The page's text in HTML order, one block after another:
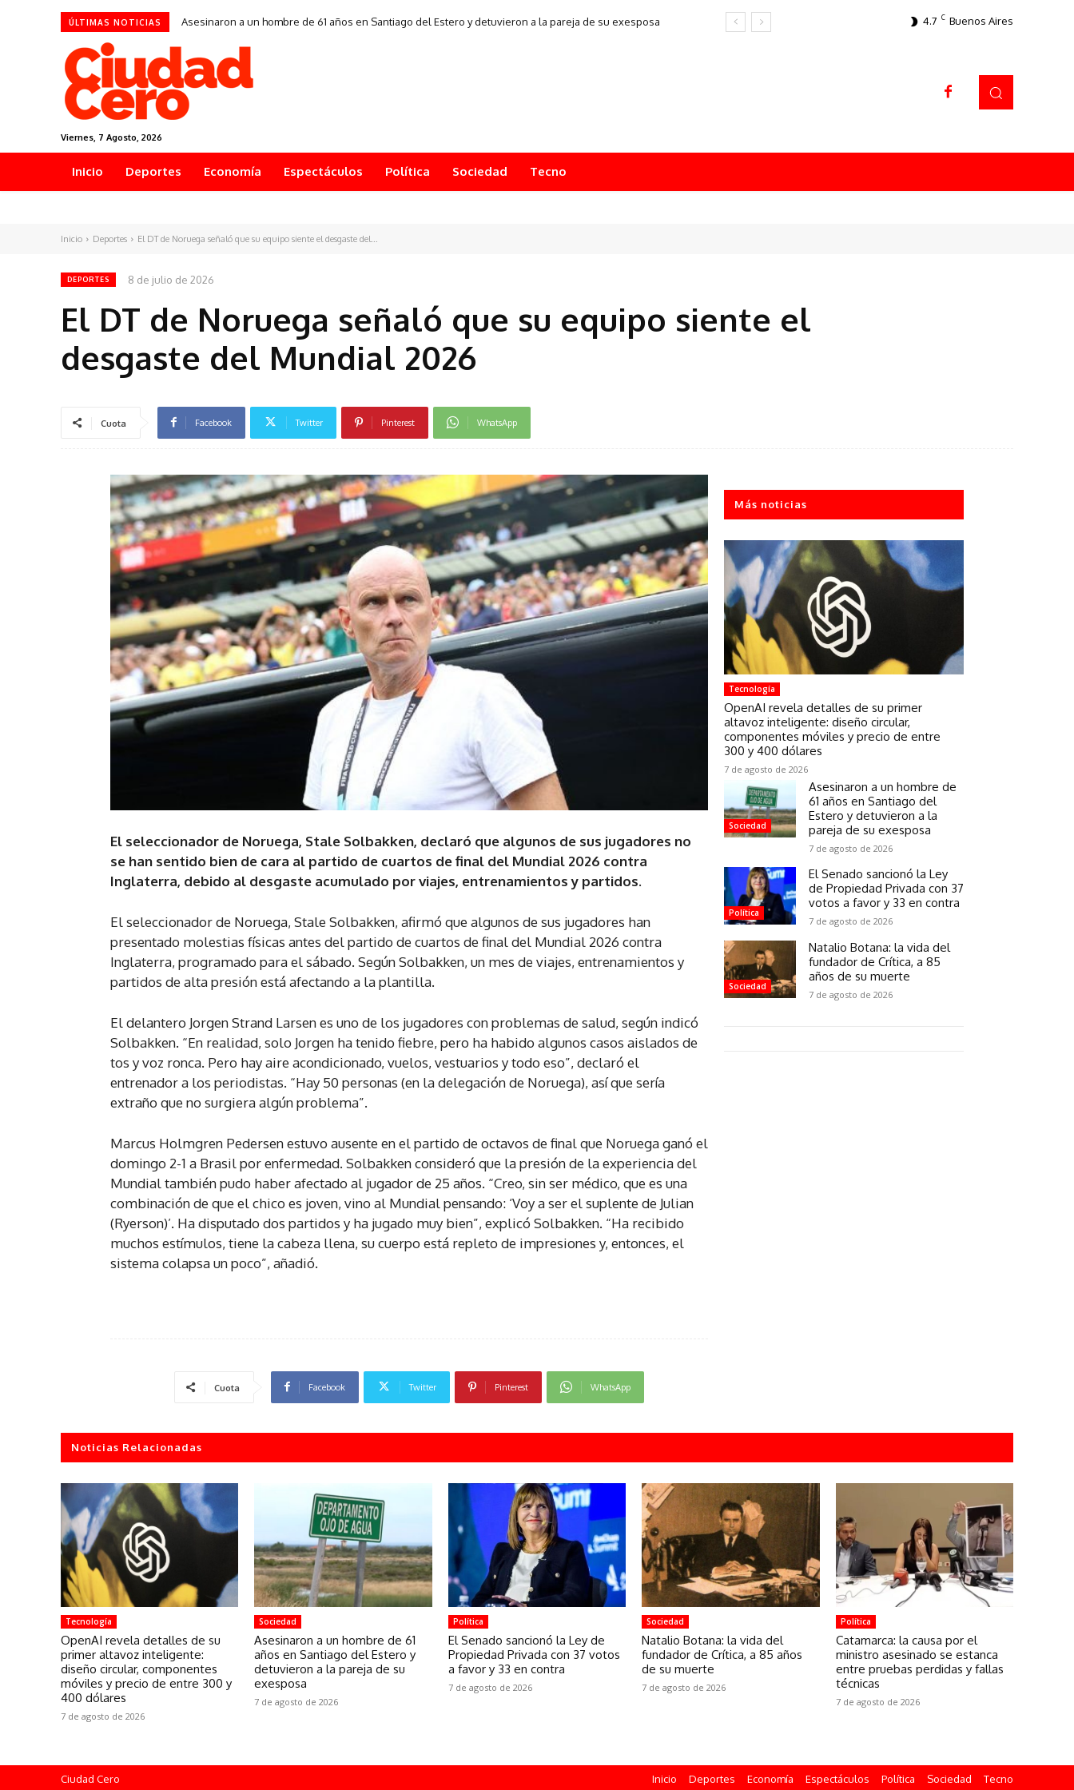
ÚLTIMAS NOTICIAS Asesinaron a un hombre de 61 años en Santiago del Estero y detuvieron a la pareja de su exesposa 4.7 C Buenos Aires
Viernes, 7 Agosto, 2026
Inicio Deportes Economía Espectáculos Política Sociedad Tecno
Inicio Deportes El DT de Noruega señaló que su equipo siente el desgaste del...
DEPORTES 8 de julio de 2026
El DT de Noruega señaló que su equipo siente el
desgaste del Mundial 2026
Cuota Facebook Twitter Pinterest WhatsApp
El seleccionador de Noruega, Stale Solbakken, declaró que algunos de sus jugadores no
se han sentido bien de cara al partido de cuartos de final del Mundial 2026 contra
Inglaterra, debido al desgaste acumulado por viajes, entrenamientos y partidos.
El seleccionador de Noruega, Stale Solbakken, afirmó que algunos de sus jugadores han
presentado molestias físicas antes del partido de cuartos de final del Mundial 2026 contra
Inglaterra, programado para el sábado. Según Solbakken, un mes de viajes, entrenamientos y
partidos de alta presión está afectando a la plantilla.
El delantero Jorgen Strand Larsen es uno de los jugadores con problemas de salud, según indicó
Solbakken. “En realidad, solo Jorgen ha tenido fiebre, pero ha habido algunos casos aislados de
tos y voz ronca. Pero hay aire acondicionado, vuelos, vestuarios y todo eso”, declaró el
entrenador a los periodistas. “Hay 50 personas (en la delegación de Noruega), así que sería
extraño que no surgiera algún problema”.
Marcus Holmgren Pedersen estuvo ausente en el partido de octavos de final que Noruega ganó el
domingo 2-1 a Brasil por enfermedad. Solbakken consideró que la presión de la experiencia del
Mundial también pudo haber afectado al jugador de 25 años. “Creo, sin ser médico, que es una
combinación de que el chico es joven, vino al Mundial pensando: ‘Voy a ser el suplente de Julian
(Ryerson)’. Ha disputado dos partidos y ha jugado muy bien”, explicó Solbakken. “Ha recibido
muchos estímulos, tiene la cabeza llena, su cuerpo está repleto de impresiones y, entonces, el
sistema colapsa un poco”, añadió.
Cuota Facebook Twitter Pinterest WhatsApp
Más noticias
Tecnología
OpenAI revela detalles de su primer
altavoz inteligente: diseño circular,
componentes móviles y precio de entre
300 y 400 dólares
7 de agosto de 2026
Sociedad
Asesinaron a un hombre de
61 años en Santiago del
Estero y detuvieron a la
pareja de su exesposa
7 de agosto de 2026
Política
El Senado sancionó la Ley
de Propiedad Privada con 37
votos a favor y 33 en contra
7 de agosto de 2026
Sociedad
Natalio Botana: la vida del
fundador de Crítica, a 85
años de su muerte
7 de agosto de 2026
Noticias Relacionadas
Tecnología
OpenAI revela detalles de su
primer altavoz inteligente:
diseño circular, componentes
móviles y precio de entre 300 y
400 dólares
7 de agosto de 2026
Sociedad
Asesinaron a un hombre de 61
años en Santiago del Estero y
detuvieron a la pareja de su
exesposa
7 de agosto de 2026
Política
El Senado sancionó la Ley de
Propiedad Privada con 37 votos
a favor y 33 en contra
7 de agosto de 2026
Sociedad
Natalio Botana: la vida del
fundador de Crítica, a 85 años
de su muerte
7 de agosto de 2026
Política
Catamarca: la causa por el
ministro asesinado se estanca
entre pruebas perdidas y fallas
técnicas
7 de agosto de 2026
Ciudad Cero Inicio Deportes Economía Espectáculos Política Sociedad Tecno